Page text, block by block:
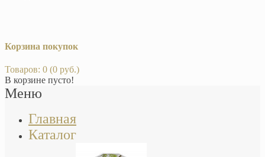
Корзина покупок
Товаров: 0 (0 руб.)
В корзине пусто!
Меню
Главная
Каталог